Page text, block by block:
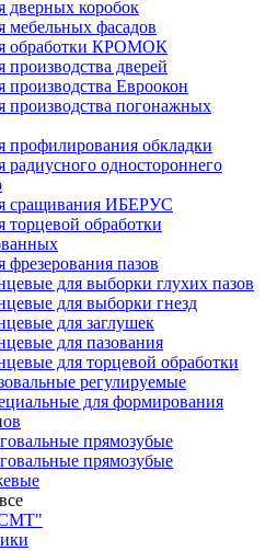
дверных коробок
мебельных фасадов
обработки КРОМОК
производства дверей
производства Евроокон
производства погонажных
профилирования обкладки
радиусного одностороннего
сращивания ИБЕРУС
торцевой обработки
фрезерования пазов
для выборки глухих пазов
для выборки гнезд
для заглушек
для пазования
для торцевой обработки
регулируемые
для формирования
прямозубые
прямозубые